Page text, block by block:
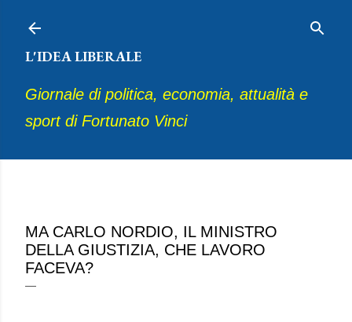
L'IDEA LIBERALE
Giornale di politica, economia, attualità e
sport di Fortunato Vinci
MA CARLO NORDIO, IL MINISTRO
DELLA GIUSTIZIA, CHE LAVORO
FACEVA?